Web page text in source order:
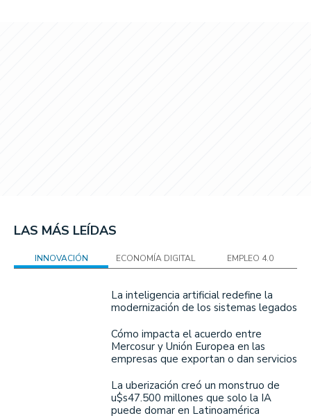
LAS MÁS LEÍDAS
INNOVACIÓN ECONOMÍA DIGITAL EMPLEO 4.0
La inteligencia artificial redefine la
modernización de los sistemas legados
Cómo impacta el acuerdo entre
Mercosur y Unión Europea en las
empresas que exportan o dan servicios
La uberización creó un monstruo de
u$s47.500 millones que solo la IA
puede domar en Latinoamérica